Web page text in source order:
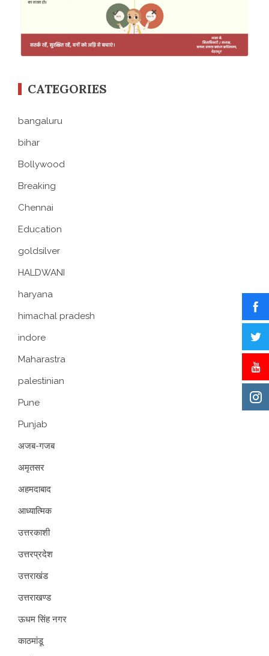
CATEGORIES
bangaluru
bihar
Bollywood
Breaking
Chennai
Education
goldsilver
HALDWANI
haryana
himachal pradesh
indore
Maharastra
palestinian
Pune
Punjab
अजब-गजब
अमृतसर
अहमदाबाद
आध्यात्मिक
उत्तरकाशी
उत्तरप्रदेश
उत्तराखंड
उत्तराखण्ड
ऊधम सिंह नगर
काठमांडू